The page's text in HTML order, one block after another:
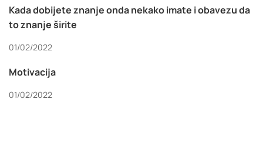
Kada dobijete znanje onda nekako imate i obavezu da
to znanje širite
01/02/2022
Motivacija
01/02/2022